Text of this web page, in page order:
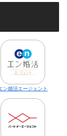
ン婚活エージェント